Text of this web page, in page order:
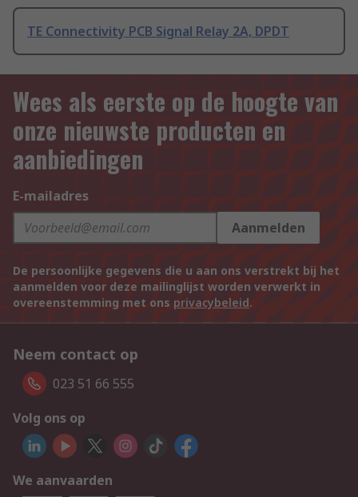
TE Connectivity PCB Signal Relay 2A, DPDT
Wees als eerste op de hoogte van
onze nieuwste producten en
aanbiedingen
E-mailadres
Aanmelden
De persoonlijke gegevens die u aan ons verstrekt bij het
aanmelden voor deze mailinglijst worden verwerkt in
overeenstemming met ons privacybeleid.
Neem contact op
023 51 66 555
Volg ons op
We aanvaarden